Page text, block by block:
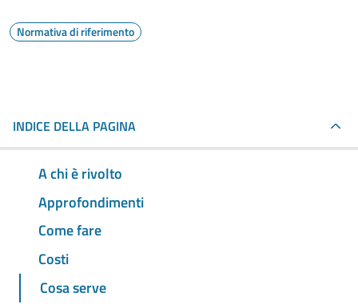
Normativa di riferimento
INDICE DELLA PAGINA
A chi è rivolto
Approfondimenti
Come fare
Costi
Cosa serve